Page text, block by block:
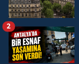
2